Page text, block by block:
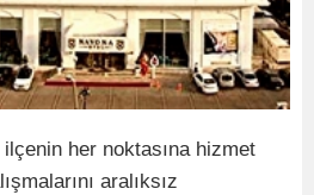
her noktasına hizmet
aralıksız